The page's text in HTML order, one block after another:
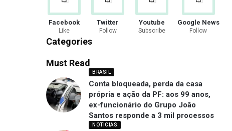
Facebook
Like
Twitter
Follow
Youtube
Subscribe
Google News
Follow
Categories
Must Read
BRASIL
Conta bloqueada, perda da casa
própria e ação da PF: aos 99 anos,
ex-funcionário do Grupo João
Santos responde a 3 mil processos
NOTICIAS